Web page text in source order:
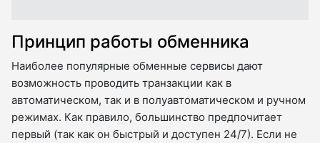
Принцип работы обменника
Наиболее популярные обменные сервисы дают
возможность проводить транзакции как в
автоматическом, так и в полуавтоматическом и ручном
режимах. Как правило, большинство предпочитает
первый (так как он быстрый и доступен 24/7). Если не